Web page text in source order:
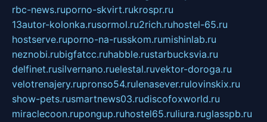
rbc-news.ruporno-skvirt.rukrospr.ru
13autor-kolonka.rusormol.ru2rich.ruhostel-65.ru
hostserve.ruporno-na-russkom.rumishinlab.ru
neznobi.rubigfatcc.ruhabble.rustarbucksvia.ru
delfinet.rusilvernano.ruelestal.ruvektor-doroga.ru
velotrenajery.rupronso54.rulenasever.rulovinskix.ru
show-pets.rusmartnews03.rudiscofoxworld.ru
miraclecoon.rupongup.ruhostel65.ruliura.ruglasspb.ru